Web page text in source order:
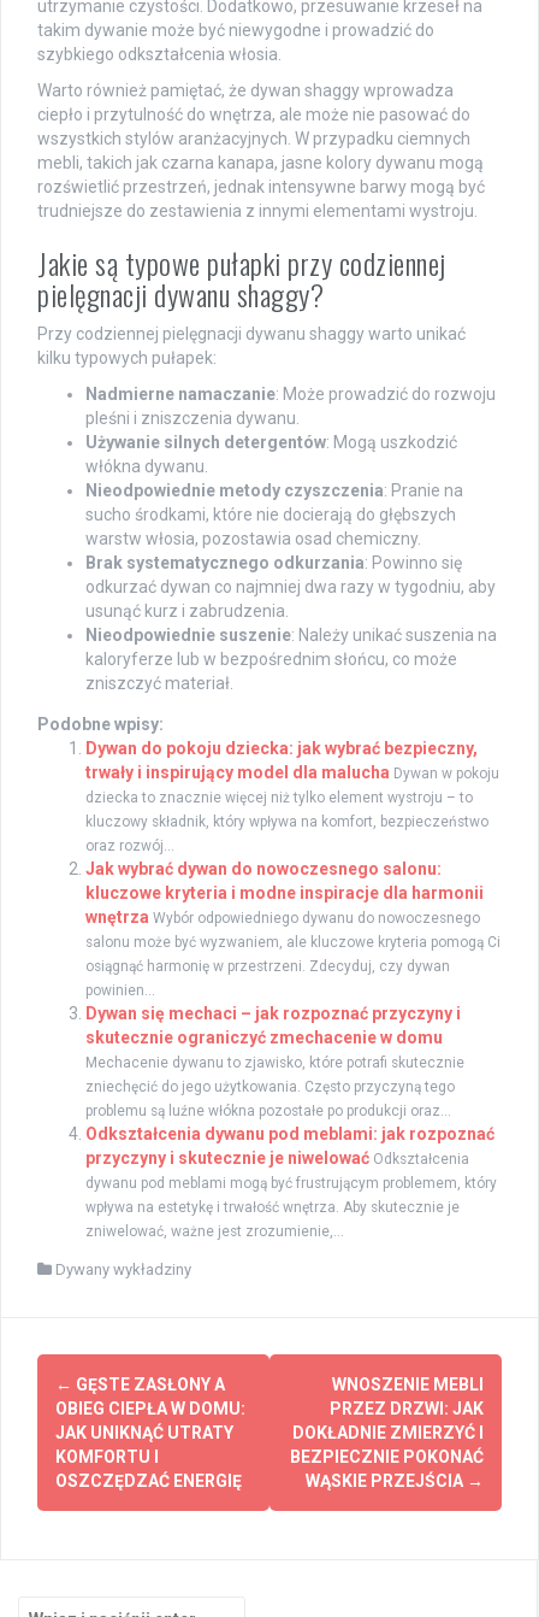
utrzymanie czystości. Dodatkowo, przesuwanie krzeseł na
takim dywanie może być niewygodne i prowadzić do
szybkiego odkształcenia włosia.
Warto również pamiętać, że dywan shaggy wprowadza
ciepło i przytulność do wnętrza, ale może nie pasować do
wszystkich stylów aranżacyjnych. W przypadku ciemnych
mebli, takich jak czarna kanapa, jasne kolory dywanu mogą
rozświetlić przestrzeń, jednak intensywne barwy mogą być
trudniejsze do zestawienia z innymi elementami wystroju.
Jakie są typowe pułapki przy codziennej
pielęgnacji dywanu shaggy?
Przy codziennej pielęgnacji dywanu shaggy warto unikać
kilku typowych pułapek:
Nadmierne namaczanie: Może prowadzić do rozwoju
pleśni i zniszczenia dywanu.
Używanie silnych detergentów: Mogą uszkodzić
włókna dywanu.
Nieodpowiednie metody czyszczenia: Pranie na
sucho środkami, które nie docierają do głębszych
warstw włosia, pozostawia osad chemiczny.
Brak systematycznego odkurzania: Powinno się
odkurzać dywan co najmniej dwa razy w tygodniu, aby
usunąć kurz i zabrudzenia.
Nieodpowiednie suszenie: Należy unikać suszenia na
kaloryferze lub w bezpośrednim słońcu, co może
zniszczyć materiał.
Podobne wpisy:
Dywan do pokoju dziecka: jak wybrać bezpieczny,
trwały i inspirujący model dla malucha Dywan w pokoju
dziecka to znacznie więcej niż tylko element wystroju – to
kluczowy składnik, który wpływa na komfort, bezpieczeństwo
oraz rozwój...
Jak wybrać dywan do nowoczesnego salonu:
kluczowe kryteria i modne inspiracje dla harmonii
wnętrza Wybór odpowiedniego dywanu do nowoczesnego
salonu może być wyzwaniem, ale kluczowe kryteria pomogą Ci
osiągnąć harmonię w przestrzeni. Zdecyduj, czy dywan
powinien...
Dywan się mechaci – jak rozpoznać przyczyny i
skutecznie ograniczyć zmechacenie w domu
Mechacenie dywanu to zjawisko, które potrafi skutecznie
zniechęcić do jego użytkowania. Często przyczyną tego
problemu są luźne włókna pozostałe po produkcji oraz...
Odkształcenia dywanu pod meblami: jak rozpoznać
przyczyny i skutecznie je niwelować Odkształcenia
dywanu pod meblami mogą być frustrującym problemem, który
wpływa na estetykę i trwałość wnętrza. Aby skutecznie je
zniwelować, ważne jest zrozumienie,...
Dywany wykładziny
Zobacz
wpisy
← GĘSTE ZASŁONY A
OBIEG CIEPŁA W DOMU:
JAK UNIKNĄĆ UTRATY
KOMFORTU I
OSZCZĘDZAĆ ENERGIĘ
WNOSZENIE MEBLI
PRZEZ DRZWI: JAK
DOKŁADNIE ZMIERZYĆ I
BEZPIECZNIE POKONAĆ
WĄSKIE PRZEJŚCIA →